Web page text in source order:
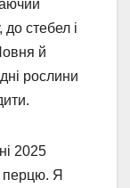
до стебел і
й
рослини
2025
перцю. Я